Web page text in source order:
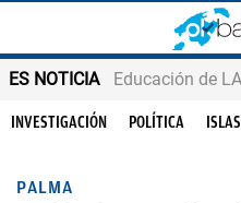
ES NOTICIA Educación de
INVESTIGACIÓN POLÍTICA ISLAS
PALMA